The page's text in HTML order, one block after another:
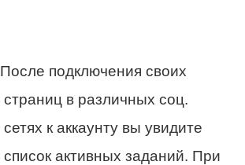
После подключения своих
страниц в различных соц.
сетях к аккаунту вы увидите
список активных заданий. При